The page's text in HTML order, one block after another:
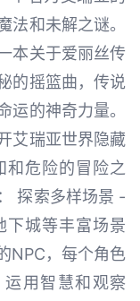
法和未解之谜。
本关于爱丽丝传
的摇篮曲，传说
运的神奇力量。
艾瑞亚世界隐藏
和危险的冒险之
探索多样场景 -
下城等丰富场景
NPC，每个角色
用智慧和观察